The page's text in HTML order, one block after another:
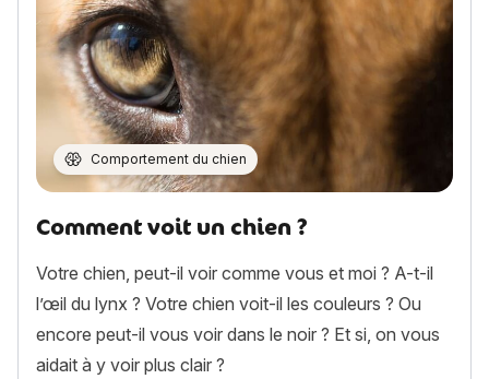
Comportement du chien
Comment voit un chien ?
Votre chien, peut-il voir comme vous et moi ? A-t-il
l’œil du lynx ? Votre chien voit-il les couleurs ? Ou
encore peut-il vous voir dans le noir ? Et si, on vous
aidait à y voir plus clair ?